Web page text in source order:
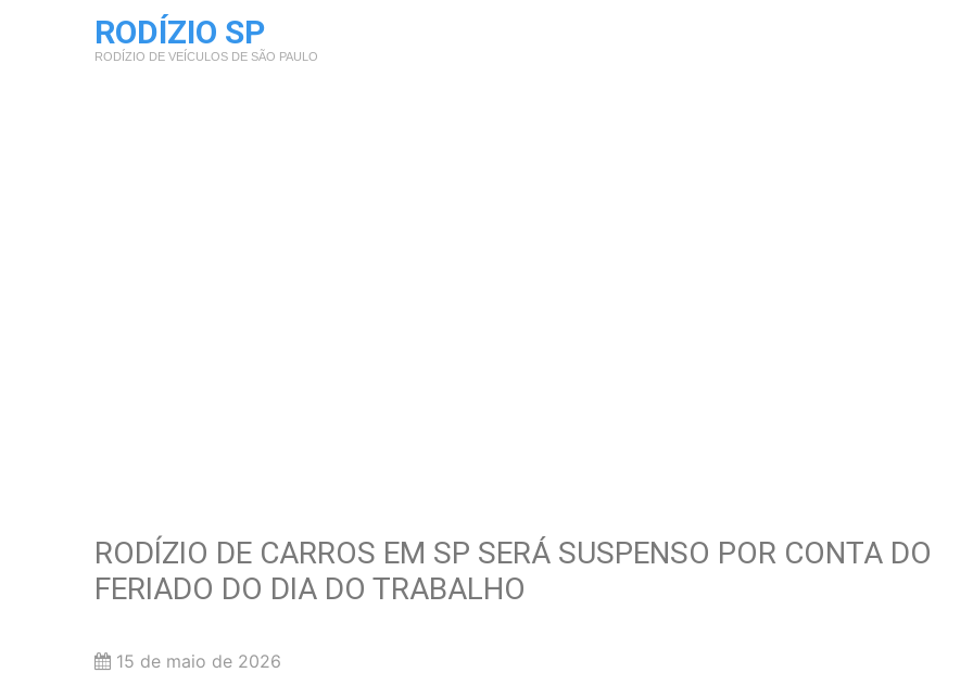
RODÍZIO SP
RODÍZIO DE VEÍCULOS DE SÃO PAULO
RODÍZIO DE CARROS EM SP SERÁ SUSPENSO POR CONTA DO
FERIADO DO DIA DO TRABALHO
15 de maio de 2026